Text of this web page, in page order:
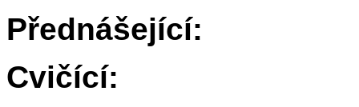
Přednášející:
Cvičící: